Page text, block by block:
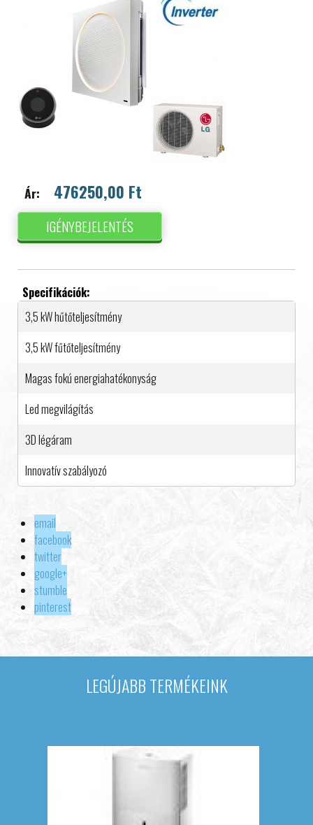
Ár: 476250,00 Ft
IGÉNYBEJELENTÉS
Specifikációk:
3,5 kW hűtőteljesítmény
3,5 kW fűtőteljesítmény
Magas fokú energiahatékonyság
Led megvilágítás
3D légáram
Innovatív szabályozó
email
facebook
twitter
google+
stumble
pinterest
LEGÚJABB TERMÉKEINK